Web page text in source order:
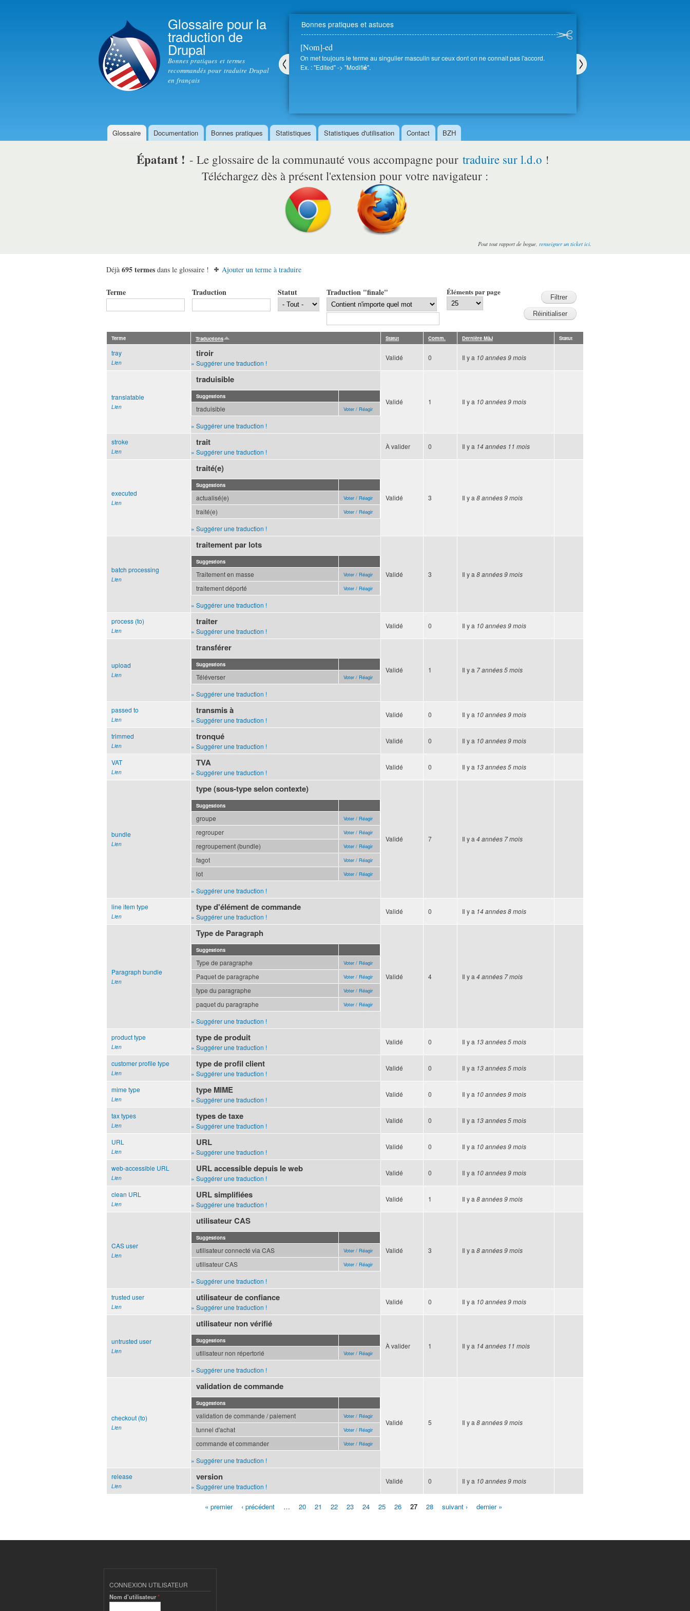
contenu
principal
Glossaire pour la
traduction de
Drupal
Bonnes pratiques et termes
recommandés pour traduire Drupal
en français
Bonnes pratiques et astuces
[Nom]-ed
On met toujours le terme au singulier masculin sur ceux dont on ne connait pas l'accord.
Ex. : "Edited" -> "Modifié".
Menu principal
Glossaire Documentation Bonnes pratiques Statistiques Statistiques d'utilisation Contact BZH
Épatant ! - Le glossaire de la communauté vous accompagne pour traduire sur l.d.o !
Téléchargez dès à présent l'extension pour votre navigateur :
Pout tout rapport de bogue, renseigner un ticket ici.
Déjà 695 termes dans le glossaire ! Ajouter un terme à traduire
Terme Traduction Statut Traduction "finale" Éléments par page
Terme Traductions Statut Comm. Dernière MàJ Statut
tray
Lien
tiroir
» Suggérer une traduction !
Validé 0 Il y a 10 années 9 mois
translatable
Lien
traduisible
Suggestions
traduisible Voter / Réagir
» Suggérer une traduction !
Validé 1 Il y a 10 années 9 mois
stroke
Lien
trait
» Suggérer une traduction !
À valider 0 Il y a 14 années 11 mois
executed
Lien
traité(e)
Suggestions
actualisé(e) Voter / Réagir
traité(e) Voter / Réagir
» Suggérer une traduction !
Validé 3 Il y a8 années 9 mois
batch processing
Lien
traitement par lots
Suggestions
Traitement en masse Voter / Réagir
traitement déporté Voter / Réagir
» Suggérer une traduction !
Validé 3 Il y a8 années 9 mois
process (to)
Lien
traiter
» Suggérer une traduction !
Validé 0 Il y a 10 années 9 mois
upload
Lien
transférer
Suggestions
Téléverser Voter / Réagir
» Suggérer une traduction !
Validé 1 Il y a 7 années 5 mois
passed to
Lien
transmis à
» Suggérer une traduction !
Validé 0 Il y a 10 années 9 mois
trimmed
Lien
tronqué
» Suggérer une traduction !
Validé 0 Il y a 10 années 9 mois
VAT
Lien
TVA
» Suggérer une traduction !
Validé 0 Il y a 13 années 5 mois
bundle
Lien
type (sous-type selon contexte)
Suggestions
groupe Voter / Réagir
regrouper Voter / Réagir
regroupement (bundle) Voter / Réagir
fagot Voter / Réagir
lot Voter / Réagir
» Suggérer une traduction !
Validé 7 Il y a4 années 7 mois
line item type
Lien
type d'élément de commande
» Suggérer une traduction !
Validé 0 Il y a 14 années 8 mois
Paragraph bundle
Lien
Type de Paragraph
Suggestions
Type de paragraphe Voter / Réagir
Paquet de paragraphe Voter / Réagir
type du paragraphe Voter / Réagir
paquet du paragraphe Voter / Réagir
» Suggérer une traduction !
Validé 4 Il y a4 années 7 mois
product type
Lien
type de produit
» Suggérer une traduction !
Validé 0 Il y a 13 années 5 mois
customer profile type
Lien
type de profil client
» Suggérer une traduction !
Validé 0 Il y a 13 années 5 mois
mime type
Lien
type MIME
» Suggérer une traduction !
Validé 0 Il y a 10 années 9 mois
tax types
Lien
types de taxe
» Suggérer une traduction !
Validé 0 Il y a 13 années 5 mois
URL
Lien
URL
» Suggérer une traduction !
Validé 0 Il y a 10 années 9 mois
web-accessible URL
Lien
URL accessible depuis le web
» Suggérer une traduction !
Validé 0 Il y a 10 années 9 mois
clean URL
Lien
URL simplifiées
» Suggérer une traduction !
Validé 1 Il y a8 années 9 mois
CAS user
Lien
utilisateur CAS
Suggestions
utilisateur connecté via CAS Voter / Réagir
utilisateur CAS Voter / Réagir
» Suggérer une traduction !
Validé 3 Il y a8 années 9 mois
trusted user
Lien
utilisateur de confiance
» Suggérer une traduction !
Validé 0 Il y a 10 années 9 mois
untrusted user
Lien
utilisateur non vérifié
Suggestions
utilisateur non répertorié Voter / Réagir
» Suggérer une traduction !
À valider 1 Il y a 14 années 11 mois
checkout (to)
Lien
validation de commande
Suggestions
validation de commande / paiement Voter / Réagir
tunnel d'achat Voter / Réagir
commande et commander Voter / Réagir
» Suggérer une traduction !
Validé 5 Il y a8 années 9 mois
release
Lien
version
» Suggérer une traduction !
Validé 0 Il y a 10 années 9 mois
« premier ‹ précédent … 20 21 22 23 24 25 26 27 28 suivant › dernier »
CONNEXION UTILISATEUR
Nom d'utilisateur*